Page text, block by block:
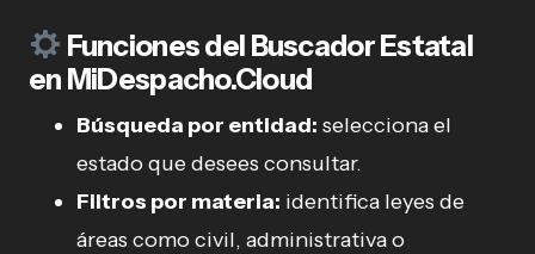
Funciones del Buscador Estatal
en MiDespacho.Cloud
Búsqueda por entidad: selecciona el
estado que desees consultar.
Filtros por materia: identifica leyes de
áreas como civil, administrativa o